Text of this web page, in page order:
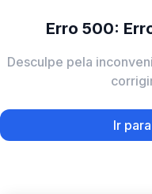
Erro 500:
Desculpe pela
Ir